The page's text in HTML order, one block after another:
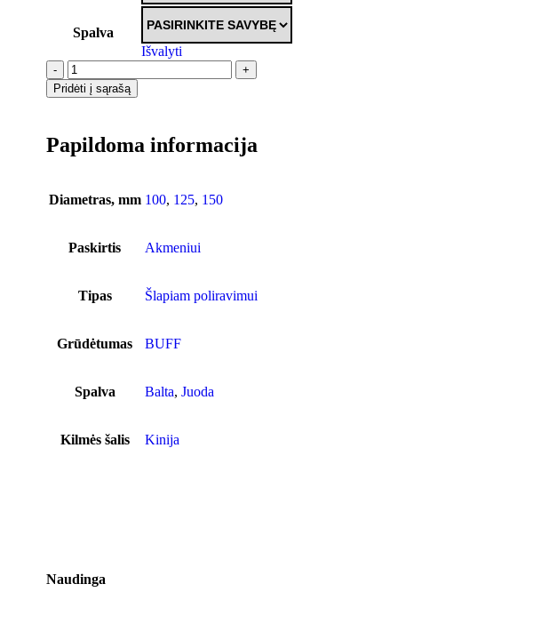
Spalva
Išvalyti
-
+
Pridėti į sąrašą
Papildoma informacija
Diametras, mm 100, 125, 150
Paskirtis Akmeniui
Tipas Šlapiam poliravimui
Grūdėtumas BUFF
Spalva Balta, Juoda
Kilmės šalis Kinija
Naudinga